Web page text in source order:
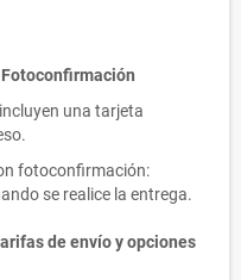
una tarjeta
fotoconfirmación:
se realice la entrega.
de envío y opciones